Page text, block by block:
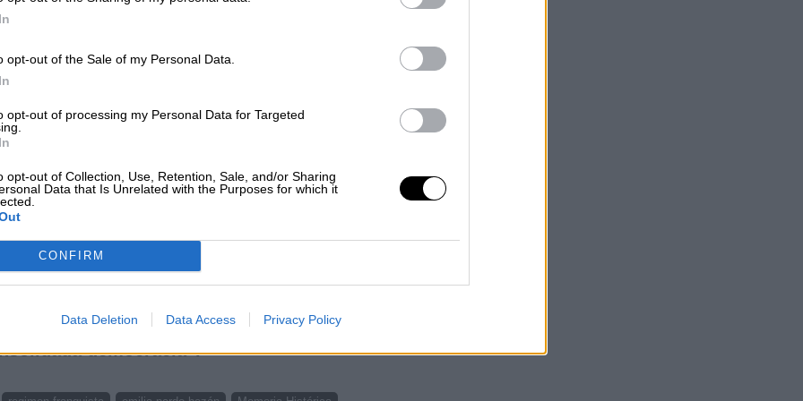
opt-out of the Sale of my Personal Data.
opt-out of processing my Personal Data for Targeted
opt-out of Collection, Use, Retention, Sale, and/or Sharing
Data that Is Unrelated with the Purposes for which it
CONFIRM
Data Deletion Data Access Privacy Policy
recordar las demás dimensiones históricas del
franquista, y ha afirmado que
recogiendo de manera íntegra el discurso
figura de Emilia Pardo Bazán".
que
acreditada la verdad del pasado. La
porque significa entregarle a los más
capaces de hacer la generación que nos ha
el compromiso de identificación y de entrega a
comunes. Estas víctimas demandan el
compromiso de todos los niveles
democracia”.